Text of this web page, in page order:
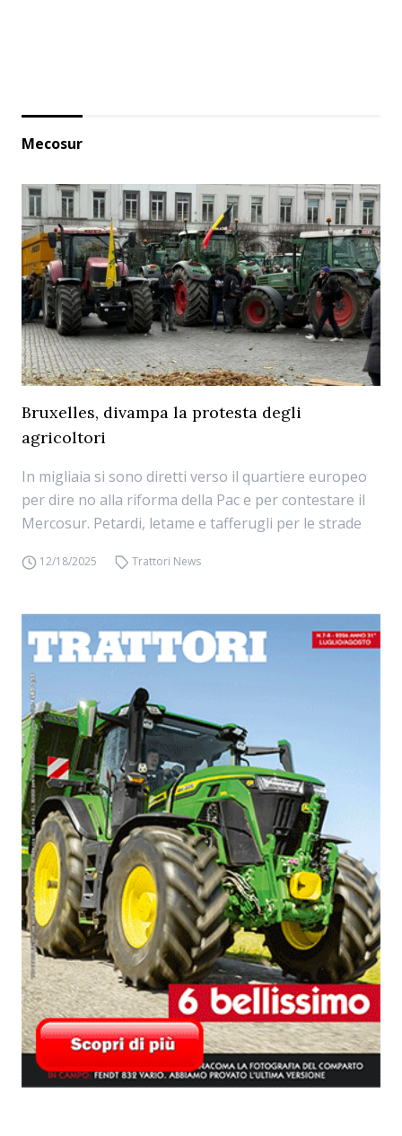
Mecosur
Bruxelles, divampa la protesta degli
agricoltori
In migliaia si sono diretti verso il quartiere europeo
per dire no alla riforma della Pac e per contestare il
Mercosur. Petardi, letame e tafferugli per le strade
12/18/2025 Trattori News